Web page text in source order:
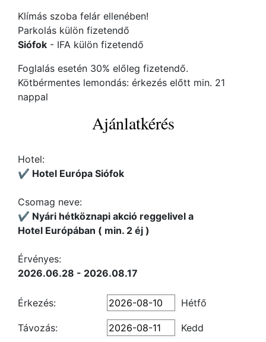
Klímás szoba felár ellenében!
Parkolás külön fizetendő
Siófok - IFA külön fizetendő
Foglalás esetén 30% előleg fizetendő.
Kötbérmentes lemondás: érkezés előtt min. 21
nappal
Ajánlatkérés
Hotel:
✔️ Hotel Európa Siófok
Csomag neve:
✔️ Nyári hétköznapi akció reggelivel a
Hotel Európában ( min. 2 éj )
Érvényes:
2026.06.28 - 2026.08.17
Érkezés: Hétfő
Távozás:
Kedd